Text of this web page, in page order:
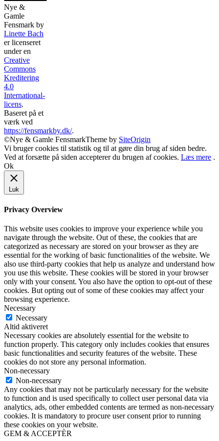
Nye &
Gamle
Fensmark by
Linette Bach
er licenseret
under en
Creative
Commons
Kreditering
4.0
International-
licens.
Baseret på et
værk ved
https://fensmarkby.dk/.
©Nye & Gamle FensmarkTheme by SiteOrigin
Vi bruger cookies til statistik og til at gøre din brug af siden bedre.
Ved at forsætte på siden accepterer du brugen af cookies. Læs mere .
Ok
Luk
Privacy Overview
This website uses cookies to improve your experience while you
navigate through the website. Out of these, the cookies that are
categorized as necessary are stored on your browser as they are
essential for the working of basic functionalities of the website. We
also use third-party cookies that help us analyze and understand how
you use this website. These cookies will be stored in your browser
only with your consent. You also have the option to opt-out of these
cookies. But opting out of some of these cookies may affect your
browsing experience.
Necessary
Necessary
Altid aktiveret
Necessary cookies are absolutely essential for the website to
function properly. This category only includes cookies that ensures
basic functionalities and security features of the website. These
cookies do not store any personal information.
Non-necessary
Non-necessary
Any cookies that may not be particularly necessary for the website
to function and is used specifically to collect user personal data via
analytics, ads, other embedded contents are termed as non-necessary
cookies. It is mandatory to procure user consent prior to running
these cookies on your website.
GEM & ACCEPTÈR